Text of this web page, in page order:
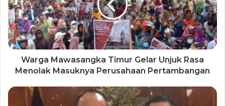
Warga Mawasangka Timur Gelar Unjuk Rasa
Menolak Masuknya Perusahaan Pertambangan